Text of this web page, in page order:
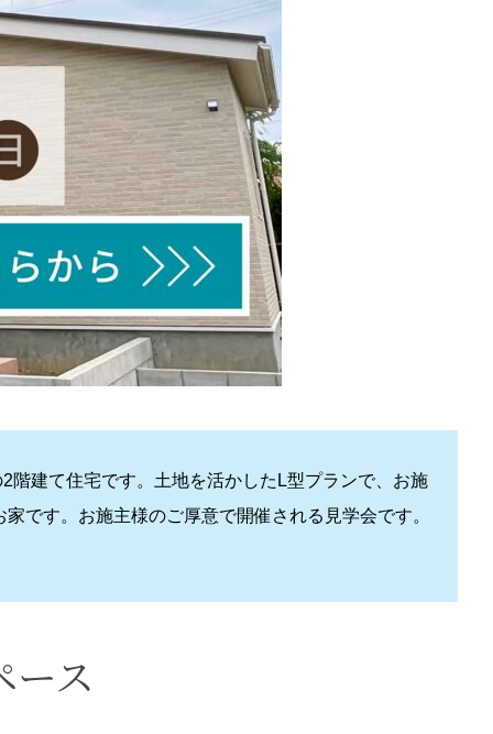
建て住宅です。土地を活かしたL型プランで、お施
です。お施主様のご厚意で開催される見学会です。
ス